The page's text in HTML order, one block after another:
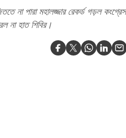
না পারা মহালজ্জার রেকর্ড গড়ল
না হাত শিবির।